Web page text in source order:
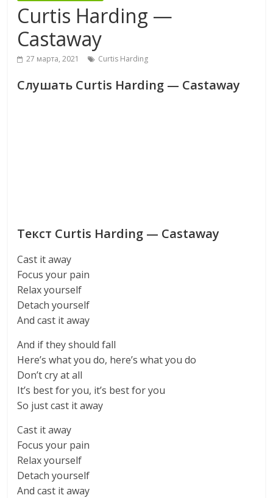
Curtis Harding —
Castaway
27 марта, 2021 Curtis Harding
Слушать Curtis Harding — Castaway
Текст Curtis Harding — Castaway
Cast it away
Focus your pain
Relax yourself
Detach yourself
And cast it away
And if they should fall
Here’s what you do, here’s what you do
Don’t cry at all
It’s best for you, it’s best for you
So just cast it away
Cast it away
Focus your pain
Relax yourself
Detach yourself
And cast it away